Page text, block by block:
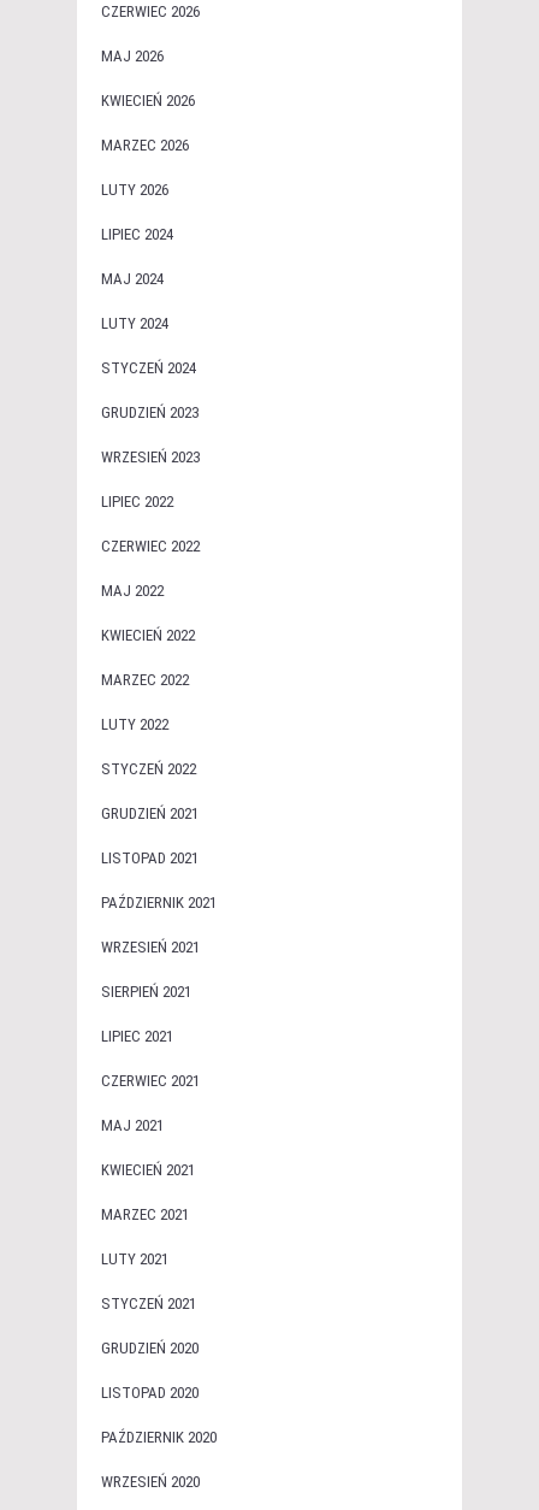
CZERWIEC 2026
MAJ 2026
KWIECIEŃ 2026
MARZEC 2026
LUTY 2026
LIPIEC 2024
MAJ 2024
LUTY 2024
STYCZEŃ 2024
GRUDZIEŃ 2023
WRZESIEŃ 2023
LIPIEC 2022
CZERWIEC 2022
MAJ 2022
KWIECIEŃ 2022
MARZEC 2022
LUTY 2022
STYCZEŃ 2022
GRUDZIEŃ 2021
LISTOPAD 2021
PAŹDZIERNIK 2021
WRZESIEŃ 2021
SIERPIEŃ 2021
LIPIEC 2021
CZERWIEC 2021
MAJ 2021
KWIECIEŃ 2021
MARZEC 2021
LUTY 2021
STYCZEŃ 2021
GRUDZIEŃ 2020
LISTOPAD 2020
PAŹDZIERNIK 2020
WRZESIEŃ 2020